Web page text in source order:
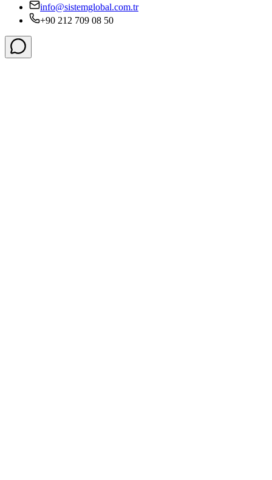
info@sistemglobal.com.tr
+90 212 709 08 50